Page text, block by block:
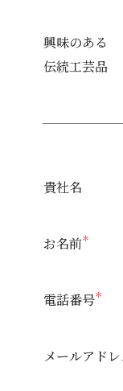
興味のある
伝統工芸品
貴社名
お名前＊
電話番号＊
メールアドレ